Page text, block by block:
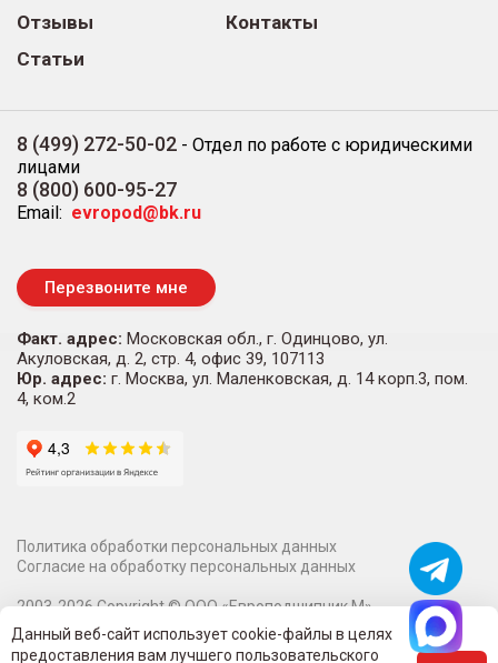
Отзывы
Статьи
Контакты
8 (499) 272-50-02 - Отдел по работе с юридическими
лицами
8 (800) 600-95-27
Email: evropod@bk.ru
Перезвоните мне
Факт. адрес: Московская обл., г. Одинцово, ул.
Акуловская, д. 2, стр. 4, офис 39, 107113
Юр. адрес: г. Москва, ул. Маленковская, д. 14 корп.3, пом.
4, ком.2
Политика обработки персональных данных
Согласие на обработку персональных данных
2003-2026Copyright ©ООО «Европодшипник М»
Информация на сайте о технических характеристиках,
наличии на складе, стоимости и изображениях товаров не
Данный веб-сайт использует cookie-файлы в целях
предоставления вам лучшего пользовательского